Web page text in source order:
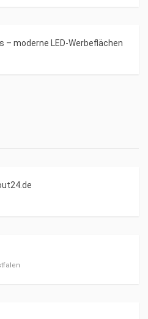
– moderne LED-Werbeflächen